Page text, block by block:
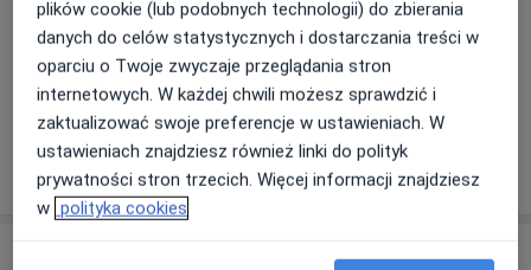
Usunięcie zmian skórnych
Od 100 zł Szczegóły Umów wizytę
+ 23 usługi
W jaki sposób ustalane są ceny?
plików cookie (lub podobnych technologii) do zbierania
danych do celów statystycznych i dostarczania treści w
oparciu o Twoje zwyczaje przeglądania stron
internetowych. W każdej chwili możesz sprawdzić i
zaktualizować swoje preferencje w ustawieniach. W
ustawieniach znajdziesz również linki do polityk
prywatności stron trzecich. Więcej informacji znajdziesz
w polityka cookies